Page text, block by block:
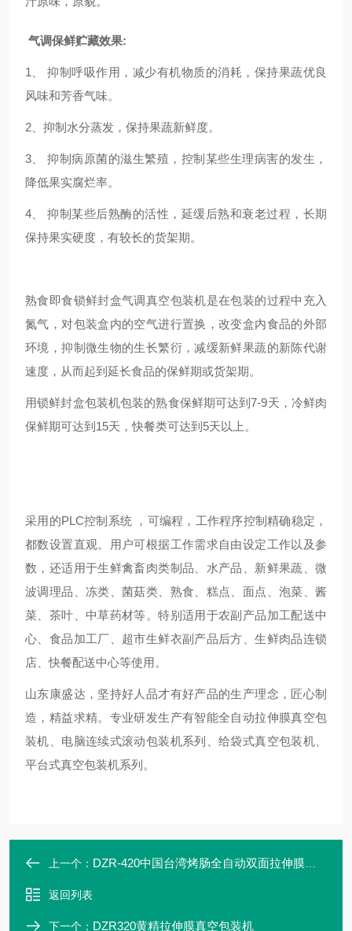
气调保鲜贮藏效果:
1、 抑制呼吸作用，减少有机物质的消耗，保持果蔬优良
风味和芳香气味。
2、抑制水分蒸发，保持果蔬新鲜度。
3、 抑制病原菌的滋生繁殖，控制某些生理病害的发生，
降低果实腐烂率。
4、 抑制某些后熟酶的活性，延缓后熟和衰老过程，长期
保持果实硬度，有较长的货架期。
熟食即食锁鲜封盒气调真空包装机是在包装的过程中充入
氮气，对包装盒内的空气进行置换，改变盒内食品的外部
环境，抑制微生物的生长繁衍，减缓新鲜果蔬的新陈代谢
速度，从而起到延长食品的保鲜期或货架期。
用锁鲜封盒包装机包装的熟食保鲜期可达到7-9天， 冷鲜肉
保鲜期可达到15天，快餐类可达到5天以上。
采用的PLC控制系统 ，可编程，工作程序控制精确稳定，
都数设置直观。用户可根据工作需求自由设定工作以及参
数， 还适用于生鲜禽畜肉类制品、水产品、新鲜果蔬、微
波调理品、冻类、菌菇类、熟食、糕点、面点、泡菜、酱
菜、茶叶、中草药材等。特别适用于农副产品加工配送中
心、食品加工厂、超市生鲜衣副产品后方、生鲜肉品连锁
店、快餐配送中心等使用。
山东康盛达，坚持好人品才有好产品的生产理念，匠心制
造，精益求精。专业研发生产有智能全自动拉伸膜真空包
装机、电脑连续式滚动包装机系列、给袋式真空包装机、
平台式真空包装机系列。
上一个： DZR-420中国台湾烤肠全自动双面拉伸膜真空包装机
返回列表
下一个： DZR320黄精拉伸膜真空包装机